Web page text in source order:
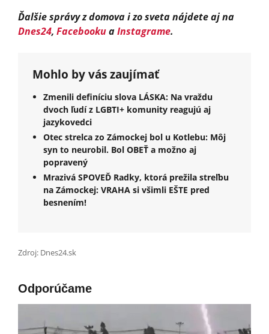
Ďalšie správy z domova i zo sveta nájdete aj na
Dnes24, FacebookuaInstagrame.
Mohlo by vás zaujímať
Zmenili definíciu slova LÁSKA: Na vraždu
dvoch ľudí z LGBTI+ komunity reagujú aj
jazykovedci
Otec strelca zo Zámockej bol u Kotlebu: Môj
syn to neurobil. Bol OBEŤ a možno aj
popravený
Mrazivá SPOVEĎ Radky, ktorá prežila streľbu
na Zámockej: VRAHA si všimli EŠTE pred
besnením!
Zdroj: Dnes24.sk
Odporúčame